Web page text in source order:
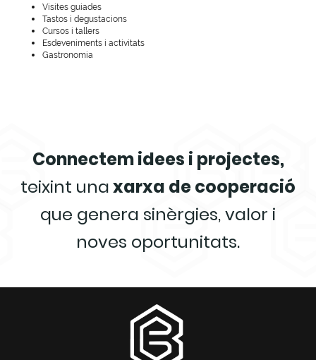
Visites guiades
Tastos i degustacions
Cursos i tallers
Esdeveniments i activitats
Gastronomia
Connectem idees i projectes,
teixint unaxarxa de cooperació
que genera sinèrgies, valor i
noves oportunitats.